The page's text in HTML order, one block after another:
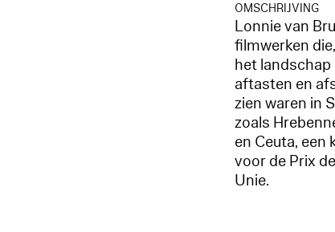
OMSCHRIJVING
Lonnie van
filmwerken
het
aftasten en
zien waren in
zoals
en Ceuta, een
voor de Prix
Unie.